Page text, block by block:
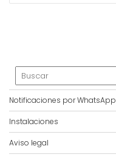
Notificaciones por WhatsApp
Instalaciones
Aviso legal